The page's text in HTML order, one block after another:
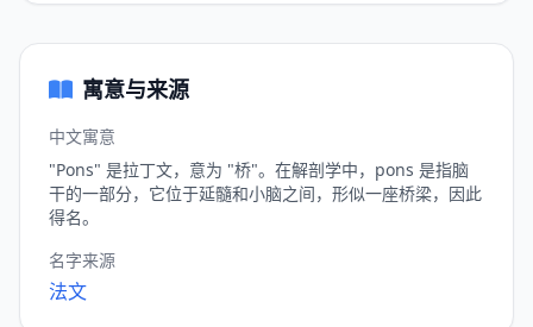
寓意与来源
中文寓意
"Pons" 是拉丁文，意为 "桥"。在解剖学中，pons 是指脑
干的一部分，它位于延髓和小脑之间，形似一座桥梁，因此
得名。
名字来源
法文